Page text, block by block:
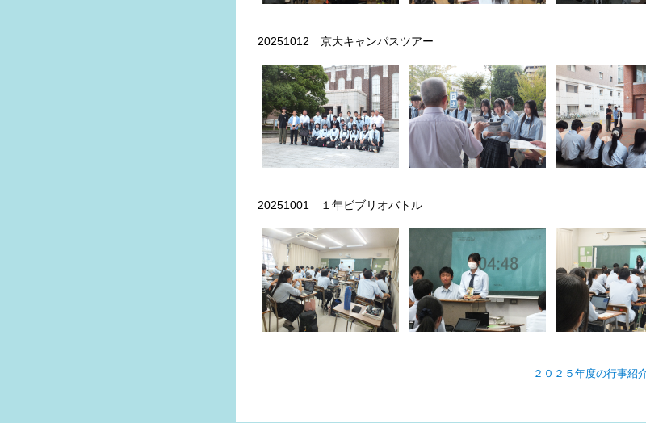
20251012 京大キャンパスツアー
20251001 １年ビブリオバトル
２０２５年度の行事